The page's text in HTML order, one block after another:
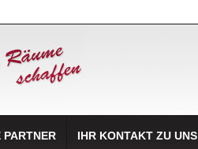
PARTNER IHR KONTAKT ZU UNS